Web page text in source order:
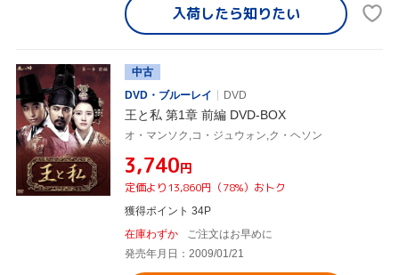
入荷したら知りたい
中古
DVD・ブルーレイ
DVD
王と私 第1章 前編 DVD-BOX
オ・マンソク,コ・ジュウォン,ク・ヘソン
¥3,740円
定価より13,860円（78%）おトク
獲得ポイント 34P
在庫わずか
ご注文はお早めに
発売年月日：2009/01/21